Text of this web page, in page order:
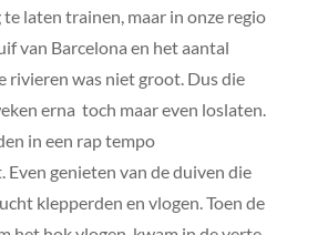
laten trainen, maar in onze regio
van Barcelona en het aantal
rivieren was niet groot. Dus die
erna toch maar even loslaten.
in een rap tempo
Even genieten van de duiven die
klepperden en vlogen. Toen de